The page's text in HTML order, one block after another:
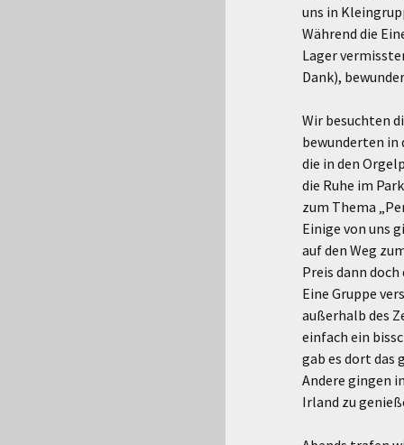
uns in
Während die
Lager
Dank),
Wir besuchten
bewunderten in
die in den
die Ruhe im
zum Thema
Einige von uns
auf den Weg
Preis dann
Eine Gruppe
außerhalb des
einfach ein
gab es dort das
Andere gingen
Irland zu